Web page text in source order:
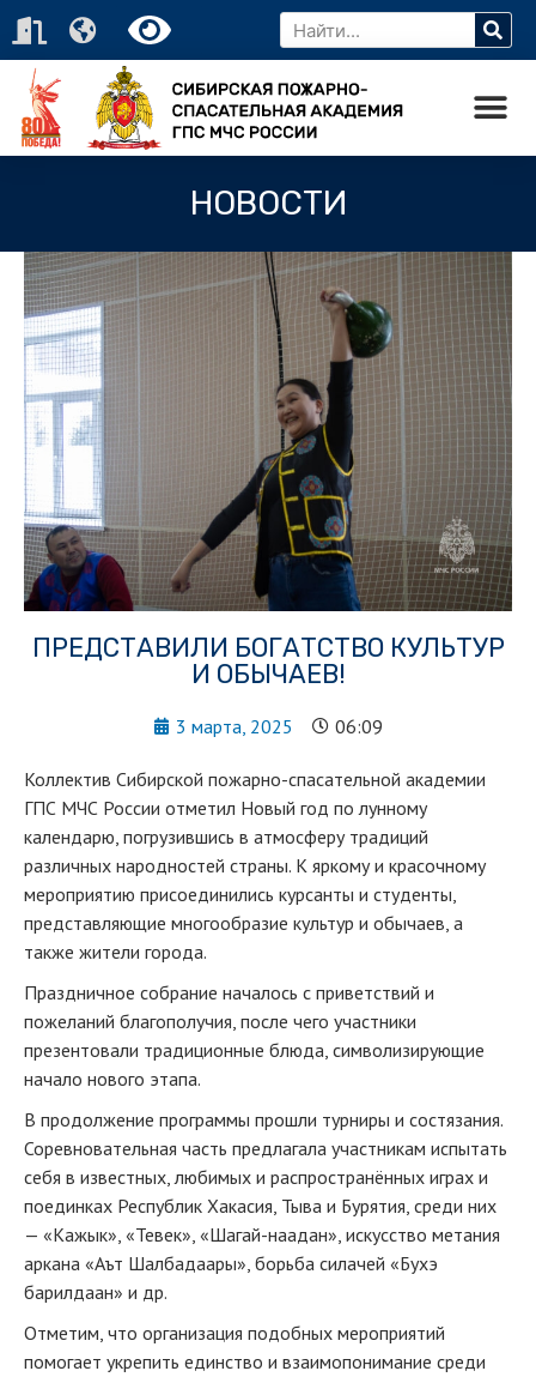
НОВОСТИ
ПРЕДСТАВИЛИ БОГАТСТВО КУЛЬТУР
И ОБЫЧАЕВ!
3 марта, 2025 06:09
Коллектив Сибирской пожарно-спасательной академии
ГПС МЧС России отметил Новый год по лунному
календарю, погрузившись в атмосферу традиций
различных народностей страны. К яркому и красочному
мероприятию присоединились курсанты и студенты,
представляющие многообразие культур и обычаев, а
также жители города.
Праздничное собрание началось с приветствий и
пожеланий благополучия, после чего участники
презентовали традиционные блюда, символизирующие
начало нового этапа.
В продолжение программы прошли турниры и состязания.
Соревновательная часть предлагала участникам испытать
себя в известных, любимых и распространённых играх и
поединках Республик Хакасия, Тыва и Бурятия, среди них
— «Кажык», «Тевек», «Шагай-наадан», искусство метания
аркана «Аът Шалбадаары», борьба силачей «Бухэ
барилдаан» и др.
Отметим, что организация подобных мероприятий
помогает укрепить единство и взаимопонимание среди